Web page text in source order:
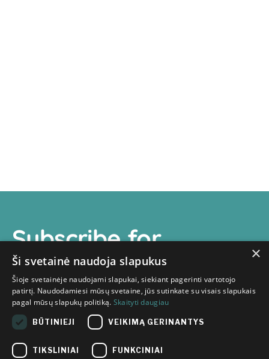
Subscribe for
newsletter
I have read the information
provided in theInnovation
×
Ši svetainė naudoja slapukus
Šioje svetainėje naudojami slapukai, siekiant pagerinti vartotojo
patirtį. Naudodamiesi mūsų svetaine, jūs sutinkate su visais slapukais
pagal mūsų slapukų politiką. Skaityti daugiau
BŪTINIEJI VEIKIMĄ GERINANTYS
TIKSLINIAI FUNKCINIAI